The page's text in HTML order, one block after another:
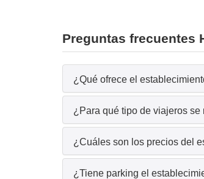
Preguntas frecuentes
¿Qué ofrece el
¿Para qué tipo de viajeros
¿Cuáles son los precios del
¿Tiene parking el